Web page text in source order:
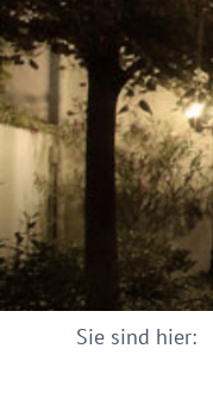
Sie sind hier: